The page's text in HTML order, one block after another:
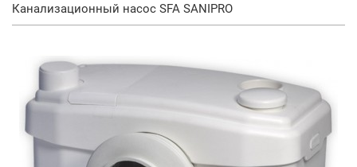
Канализационный насос SFA SANIPRO